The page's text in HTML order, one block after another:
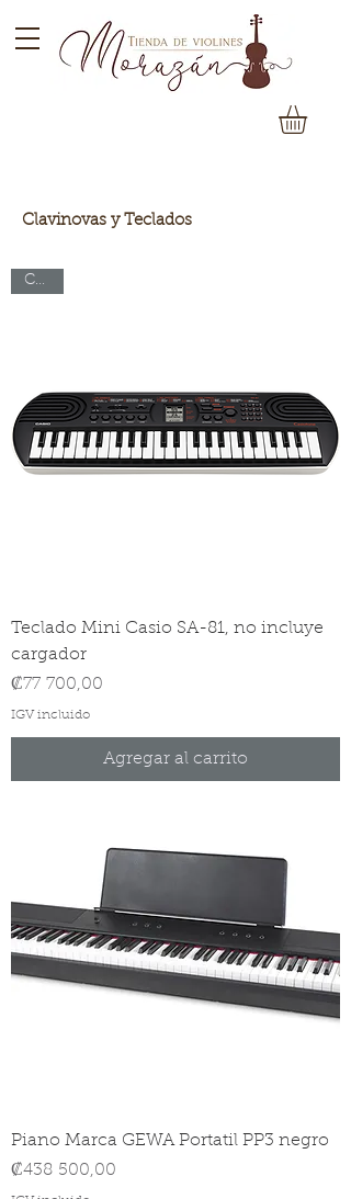
Clavinovas y Teclados
Casio
Teclado Mini Casio SA-81, no incluye
cargador
Precio
₡77 700,00
IGV incluido
Agregar al carrito
Piano Marca GEWA Portatil PP3 negro
Precio
₡438 500,00